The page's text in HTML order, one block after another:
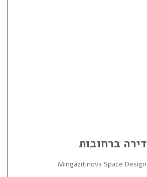
דירה ברחובות